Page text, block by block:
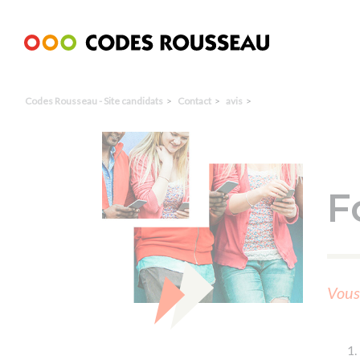
Codes Rousseau - Site candidats Contact avis